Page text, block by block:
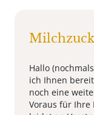
Hallo
ich Ihnen
noch eine
Voraus für Ihre